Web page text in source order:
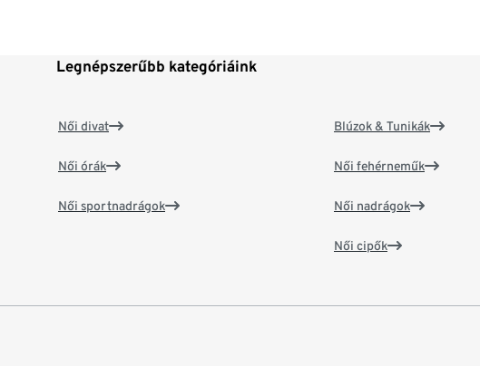
Legnépszerűbb kategóriáink
Női divat
Női órák
Női sportnadrágok
Blúzok & Tunikák
Női fehérneműk
Női nadrágok
Női cipők